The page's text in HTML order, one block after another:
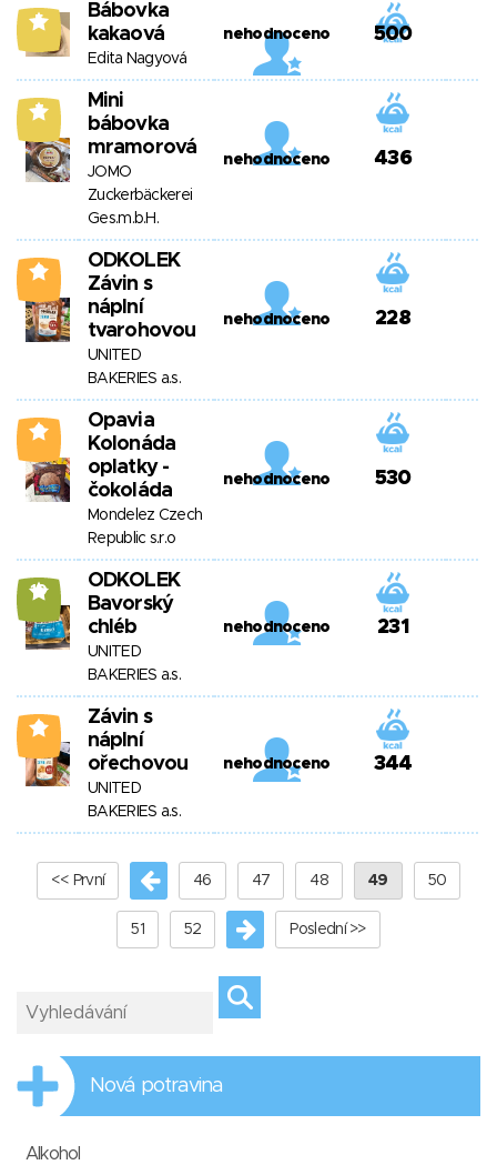
5
Bábovka
kakaová
Edita Nagyová
nehodnoceno 500
7
Mini
bábovka
mramorová
JOMO
Zuckerbäckerei
Ges.m.b.H.
nehodnoceno 436
0
ODKOLEK
Závin s
náplní
tvarohovou
UNITED
BAKERIES a.s.
nehodnoceno 228
0
Opavia
Kolonáda
oplatky -
čokoláda
Mondelez Czech
Republic s.r.o
nehodnoceno 530
10
ODKOLEK
Bavorský
chléb
UNITED
BAKERIES a.s.
nehodnoceno 231
0
Závin s
náplní
ořechovou
UNITED
BAKERIES a.s.
nehodnoceno 344
<< První 46 47 48 49 50
51 52 Poslední >>
Nová potravina
Alkohol